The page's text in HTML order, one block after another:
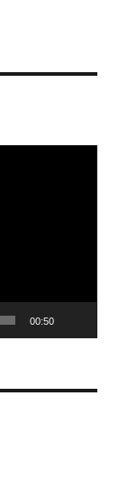
00:50